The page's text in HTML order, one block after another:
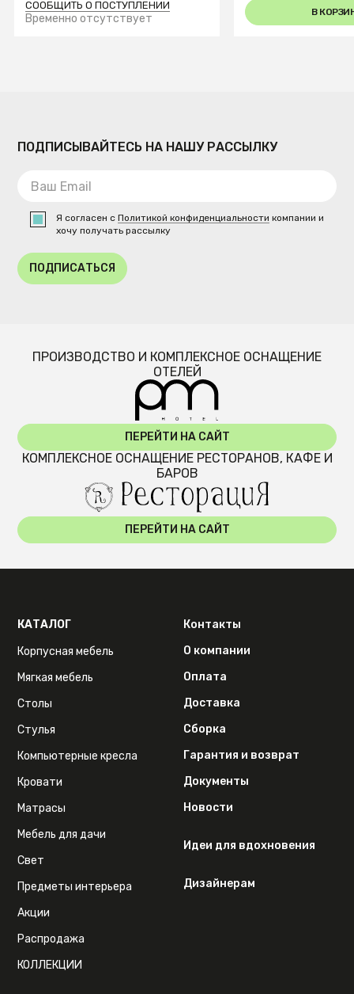
СООБЩИТЬ О ПОСТУПЛЕНИИ
Временно отсутствует В
ПОДПИСЫВАЙТЕСЬ НА НАШУ РАССЫЛКУ
Я согласен сПолитикой конфиденциальности компании и
хочу получать рассылку
ПОДПИСАТЬСЯ
ПРОИЗВОДСТВО И КОМПЛЕКСНОЕ ОСНАЩЕНИЕ
ОТЕЛЕЙ
ПЕРЕЙТИ НА САЙТ
КОМПЛЕКСНОЕ ОСНАЩЕНИЕ РЕСТОРАНОВ, КАФЕ И
БАРОВ
ПЕРЕЙТИ НА САЙТ
КАТАЛОГ
Корпусная мебель
Мягкая мебель
Столы
Стулья
Компьютерные кресла
Кровати
Матрасы
Мебель для дачи
Свет
Предметы интерьера
Акции
Распродажа
КОЛЛЕКЦИИ
Контакты
О компании
Оплата
Доставка
Сборка
Гарантия и возврат
Документы
Новости
Идеи для вдохновения
Дизайнерам